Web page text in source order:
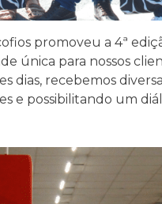
promoveu a 4ª
única para nossos
dias, recebemos
e possibilitando um